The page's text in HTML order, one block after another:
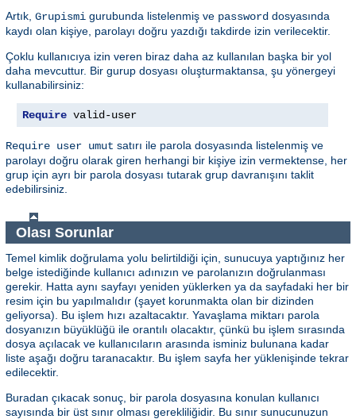
Artık, Grupismi gurubunda listelenmiş ve password dosyasında
kaydı olan kişiye, parolayı doğru yazdığı takdirde izin verilecektir.
Çoklu kullanıcıya izin veren biraz daha az kullanılan başka bir yol
daha mevcuttur. Bir gurup dosyası oluşturmaktansa, şu yönergeyi
kullanabilirsiniz:
Require valid-user
Require user umut satırı ile parola dosyasında listelenmiş ve
parolayı doğru olarak giren herhangi bir kişiye izin vermektense, her
grup için ayrı bir parola dosyası tutarak grup davranışını taklit
edebilirsiniz.
Olası Sorunlar
Temel kimlik doğrulama yolu belirtildiği için, sunucuya yaptığınız her
belge istediğinde kullanıcı adınızın ve parolanızın doğrulanması
gerekir. Hatta aynı sayfayı yeniden yüklerken ya da sayfadaki her bir
resim için bu yapılmalıdır (şayet korunmakta olan bir dizinden
geliyorsa). Bu işlem hızı azaltacaktır. Yavaşlama miktarı parola
dosyanızın büyüklüğü ile orantılı olacaktır, çünkü bu işlem sırasında
dosya açılacak ve kullanıcıların arasında isminiz bulunana kadar
liste aşağı doğru taranacaktır. Bu işlem sayfa her yüklenişinde tekrar
edilecektir.
Buradan çıkacak sonuç, bir parola dosyasına konulan kullanıcı
sayısında bir üst sınır olması gerekliliğidir. Bu sınır sunucunuzun